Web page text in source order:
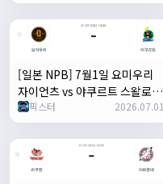
[일본 NPB] 7월1일 요미우리
자이언츠 vs 야쿠르트 스왈로즈
| 스포츠 분석 무료 중계 토친놈
픽스터 2026.07.01